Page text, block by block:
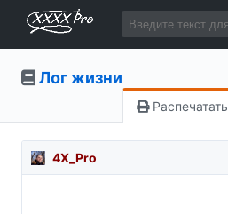
Лог жизни
Распечатать
4X_Pro